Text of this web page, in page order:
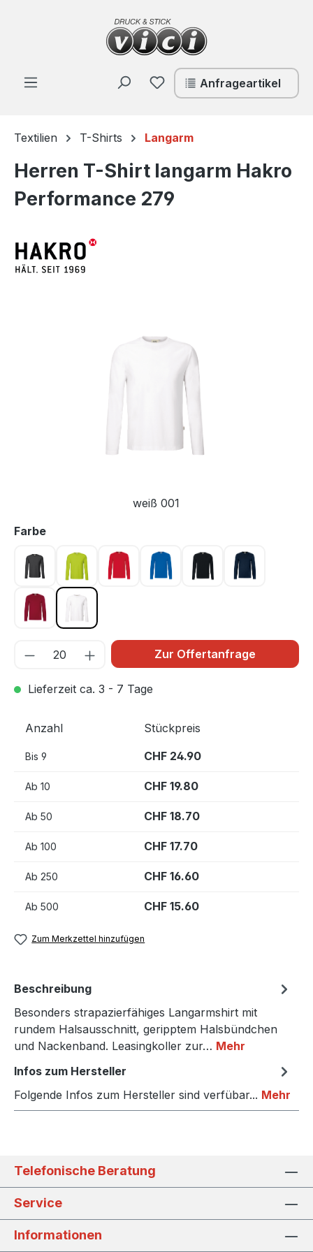
Zum Hauptinhalt springen
Du hast 0 Produkte auf
Anfrageartikel
Textilien T-Shirts Langarm
Herren T-Shirt langarm Hakro
Performance 279
weiß 001
Farbeauswählen
karbongrau 064
kiwi 040 rot 002 royalblau 010schwarz 005tinte 034
weinrot 017weiß 001
Zur Offertanfrage
Lieferzeit ca. 3 - 7 Tage
Anzahl Stückpreis
Bis 9 CHF 24.90
Ab 10 CHF 19.80
Ab 50 CHF 18.70
Ab 100 CHF 17.70
Ab 250 CHF 16.60
Ab 500 CHF 15.60
Zum Merkzettel hinzufügen
Beschreibung
Besonders strapazierfähiges Langarmshirt mit
rundem Halsausschnitt, geripptem Halsbündchen
und Nackenband. Leasingkoller zur… Mehr
Infos zum Hersteller
Folgende Infos zum Hersteller sind verfübar... Mehr
Telefonische Beratung
Service
Informationen